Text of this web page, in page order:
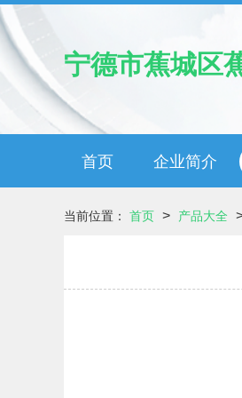
宁德市蕉城区
首页 企业简介
当前位置： 首页 > 产品大全